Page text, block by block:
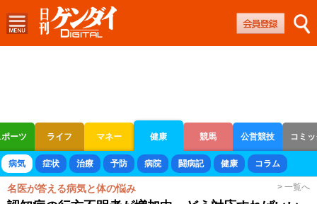
ーツ ライフ マネー 健康 競馬 公営競技 コミ
ボートレース 競輪 オートレース
病気 症状 治療 予防 病院 闘病記 健康 コラム
名医が答える病気と体の悩み > 一覧へ